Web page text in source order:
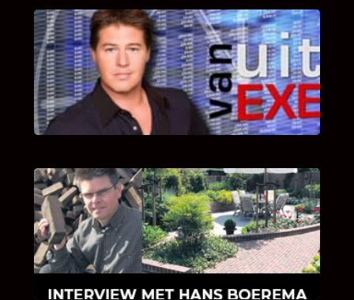
UITSTEL VAN EXECUTIE
Bekijk hier de fragmenten van de deelname
van Bricks and Stones aan dit programma.
INTERVIEW MET HANS BOEREMA
Hoe Bricks and Stones ontstaan is en wat
Hans Boerema motiveert in de wereld van
klinkers en tegels!